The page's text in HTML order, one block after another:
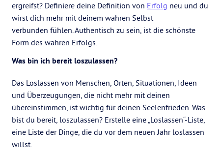
ergreifst? Definiere deine Definition von Erfolg neu und du
wirst dich mehr mit deinem wahren Selbst
verbunden fühlen. Authentisch zu sein, ist die schönste
Form des wahren Erfolgs.
Was bin ich bereit loszulassen?
Das Loslassen von Menschen, Orten, Situationen, Ideen
und Überzeugungen, die nicht mehr mit deinen
übereinstimmen, ist wichtig für deinen Seelenfrieden. Was
bist du bereit, loszulassen? Erstelle eine „Loslassen“-Liste,
eine Liste der Dinge, die du vor dem neuen Jahr loslassen
willst.